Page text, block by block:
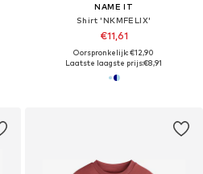
NAME IT
Shirt 'NKMFELIX'
€11,61
Oorspronkelijk: €12,90
Laatste laagste prijs:€8,91